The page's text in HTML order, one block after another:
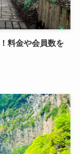
料金や会員数を